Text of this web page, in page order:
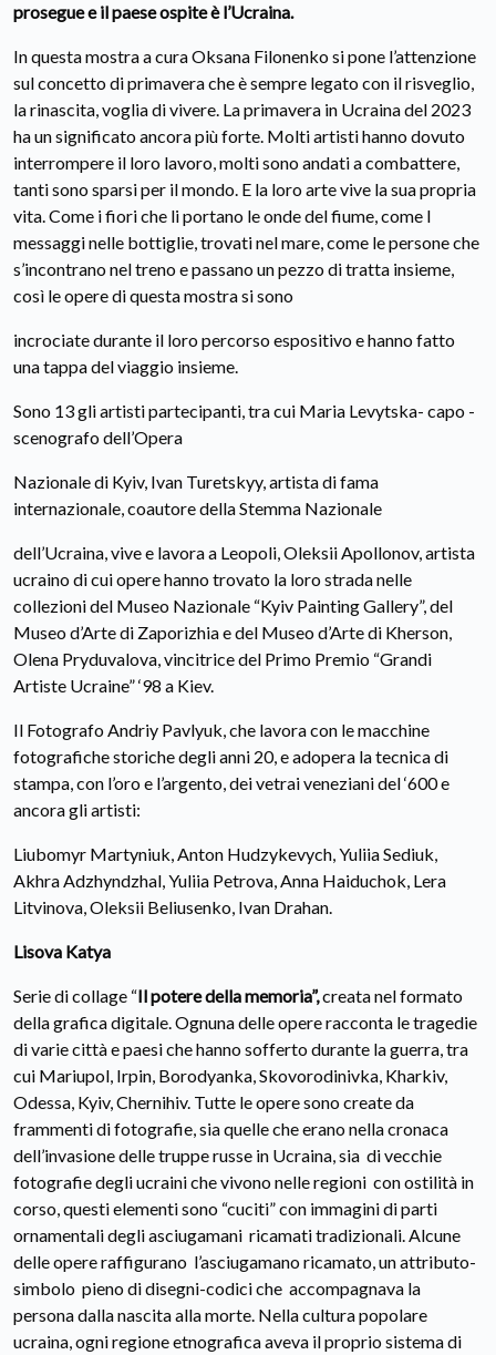
prosegue e il paese ospite è l’Ucraina.
In questa mostra a cura Oksana Filonenko si pone l’attenzione
sul concetto di primavera che è sempre legato con il risveglio,
la rinascita, voglia di vivere. La primavera in Ucraina del 2023
ha un significato ancora più forte. Molti artisti hanno dovuto
interrompere il loro lavoro, molti sono andati a combattere,
tanti sono sparsi per il mondo. E la loro arte vive la sua propria
vita. Come i fiori che li portano le onde del fiume, come I
messaggi nelle bottiglie, trovati nel mare, come le persone che
s’incontrano nel treno e passano un pezzo di tratta insieme,
così le opere di questa mostra si sono
incrociate durante il loro percorso espositivo e hanno fatto
una tappa del viaggio insieme.
Sono 13 gli artisti partecipanti, tra cui Maria Levytska- capo -
scenografo dell’Opera
Nazionale di Kyiv, Ivan Turetskyy, artista di fama
internazionale, coautore della Stemma Nazionale
dell’Ucraina, vive e lavora a Leopoli, Oleksii Apollonov, artista
ucraino di cui opere hanno trovato la loro strada nelle
collezioni del Museo Nazionale “Kyiv Painting Gallery”, del
Museo d’Arte di Zaporizhia e del Museo d’Arte di Kherson,
Olena Pryduvalova, vincitrice del Primo Premio “Grandi
Artiste Ucraine” ‘98 a Kiev.
Il Fotografo Andriy Pavlyuk, che lavora con le macchine
fotografiche storiche degli anni 20, e adopera la tecnica di
stampa, con l’oro e l’argento, dei vetrai veneziani del ‘600 e
ancora gli artisti:
Liubomyr Martyniuk, Anton Hudzykevych, Yuliia Sediuk,
Akhra Adzhyndzhal, Yuliia Petrova, Anna Haiduchok, Lera
Litvinova, Oleksii Beliusenko, Ivan Drahan.
Lisova Katya
Serie di collage “Il potere della memoria”,creata nel formato
della grafica digitale. Ognuna delle opere racconta le tragedie
di varie città e paesi che hanno sofferto durante la guerra, tra
cui Mariupol, Irpin, Borodyanka, Skovorodinivka, Kharkiv,
Odessa, Kyiv, Chernihiv. Tutte le opere sono create da
frammenti di fotografie, sia quelle che erano nella cronaca
dell’invasione delle truppe russe in Ucraina, sia di vecchie
fotografie degli ucraini che vivono nelle regioni con ostilità in
corso, questi elementi sono “cuciti” con immagini di parti
ornamentali degli asciugamani ricamati tradizionali. Alcune
delle opere raffigurano l’asciugamano ricamato, un attributo-
simbolo pieno di disegni-codici che accompagnava la
persona dalla nascita alla morte. Nella cultura popolare
ucraina, ogni regione etnografica aveva il proprio sistema di